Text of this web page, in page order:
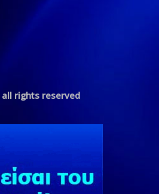
rights reserved